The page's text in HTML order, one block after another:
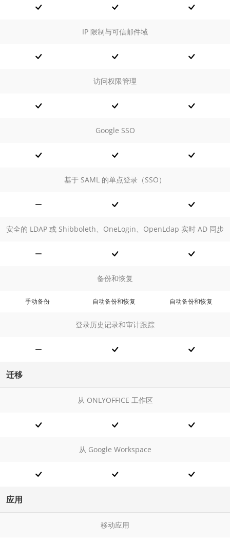
IP 限制与可信邮件域
访问权限管理
Google SSO
基于 SAML 的单点登录（SSO）
安全的 LDAP 或 Shibboleth、OneLogin、OpenLdap 实时 AD 同步
备份和恢复
手动备份 自动备份和恢复 自动备份和恢复
登录历史记录和审计跟踪
迁移
从 ONLYOFFICE 工作区
从 Google Workspace
应用
移动应用